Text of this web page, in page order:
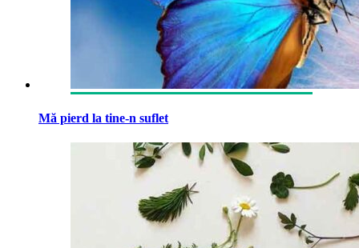
Mă pierd la tine-n suflet